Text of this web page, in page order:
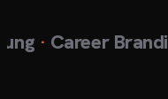
·Career Branding